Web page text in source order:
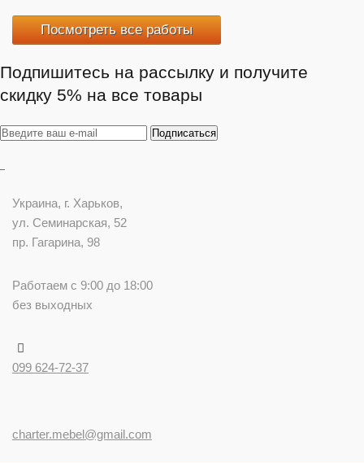
Посмотреть все работы
Подпишитесь на рассылку и получите
скидку 5% на все товары
Украина, г. Харьков,
ул. Семинарская, 52
пр. Гагарина, 98
Работаем с 9:00 до 18:00
без выходных
099 624-72-37
charter.mebel@gmail.com